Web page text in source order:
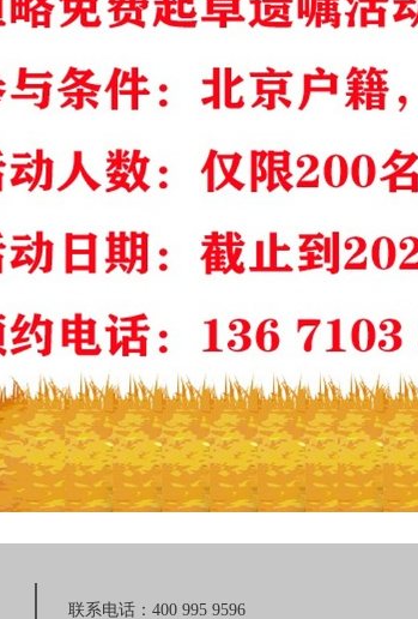
联系电话：400 995 9596